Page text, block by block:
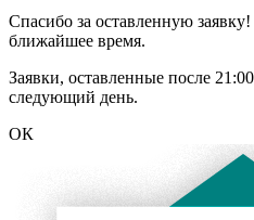
Спасибо за оставленную
ближайшее время.
Заявки, оставленные после
следующий день.
ОК